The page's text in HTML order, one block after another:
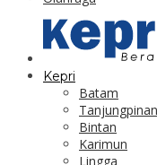
Kepri
Batam
Bintan
Karimun
Lingga